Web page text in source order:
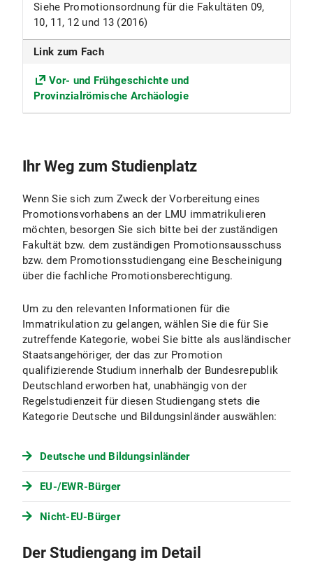
Fächergruppe
Sprach- und Kulturwissenschaft
Beiträge
Studentenwerk
Anmerkungen
Eine Immatrikulation zum Zweck der
Promotion kann für den Zeitraum von
längstens vier Jahren erfolgen.
Siehe Promotionsordnung für die Fakultäten 09,
10, 11, 12 und 13 (2016)
Link zum Fach
Vor- und Frühgeschichte und
Provinzialrömische Archäologie
Ihr Weg zum Studienplatz
Wenn Sie sich zum Zweck der Vorbereitung eines
Promotionsvorhabens an der LMU immatrikulieren
möchten, besorgen Sie sich bitte bei der zuständigen
Fakultät bzw. dem zuständigen Promotionsausschuss
bzw. dem Promotionsstudiengang eine Bescheinigung
über die fachliche Promotionsberechtigung.
Um zu den relevanten Informationen für die
Immatrikulation zu gelangen, wählen Sie die für Sie
zutreffende Kategorie, wobei Sie bitte als ausländischer
Staatsangehöriger, der das zur Promotion
qualifizierende Studium innerhalb der Bundesrepublik
Deutschland erworben hat, unabhängig von der
Regelstudienzeit für diesen Studiengang stets die
Kategorie Deutsche und Bildungsinländer auswählen:
Deutsche und Bildungsinländer
EU-/EWR-Bürger
Nicht-EU-Bürger
Der Studiengang im Detail